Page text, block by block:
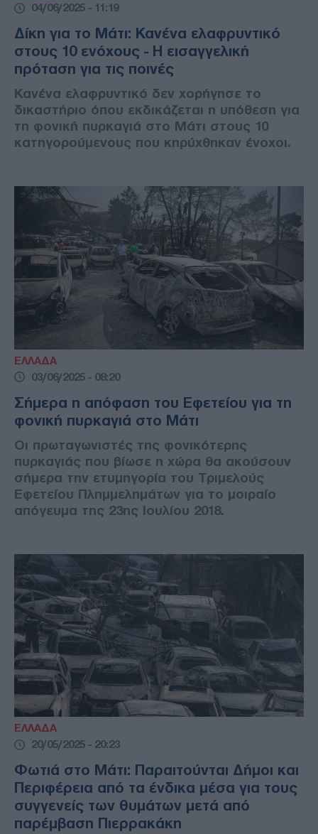
04/06/2025 - 11:19
Δίκη για το Μάτι: Κανένα ελαφρυντικό
στους 10 ενόχους - Η εισαγγελική
πρόταση για τις ποινές
Κανένα ελαφρυντικό δεν χορήγησε το
δικαστήριο όπου εκδικάζεται η υπόθεση για
τη φονική πυρκαγιά στο Μάτι στους 10
κατηγορούμενους που κηρύχθηκαν ένοχοι.
ΕΛΛΑΔΑ
03/06/2025 - 08:20
Σήμερα η απόφαση του Εφετείου για τη
φονική πυρκαγιά στο Mάτι
Οι πρωταγωνιστές της φονικότερης
πυρκαγιάς που βίωσε η χώρα θα ακούσουν
σήμερα την ετυμηγορία του Τριμελούς
Εφετείου Πλημμελημάτων για το μοιραίο
απόγευμα της 23ης Ιουλίου 2018.
ΕΛΛΑΔΑ
20/05/2025 - 20:23
Φωτιά στο Μάτι: Παραιτούνται Δήμοι και
Περιφέρεια από τα ένδικα μέσα για τους
συγγενείς των θυμάτων μετά από
παρέμβαση Πιερρακάκη